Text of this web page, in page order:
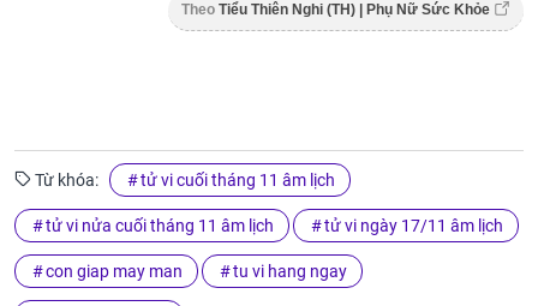
Theo Tiểu Thiên Nghi (TH) | Phụ Nữ Sức Khỏe
Từ khóa: tử vi cuối tháng 11 âm lịch
tử vi nửa cuối tháng 11 âm lịch tử vi ngày 17/11 âm lịch
con giap may man tu vi hang ngay